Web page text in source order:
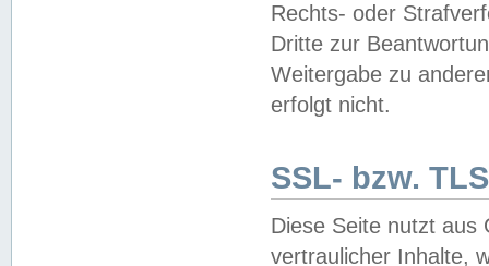
Rechts- oder
Dritte zur
Weitergabe zu
erfolgt nicht.
SSL- bzw.
Diese Seite nutzt aus
vertraulicher Inhalte,